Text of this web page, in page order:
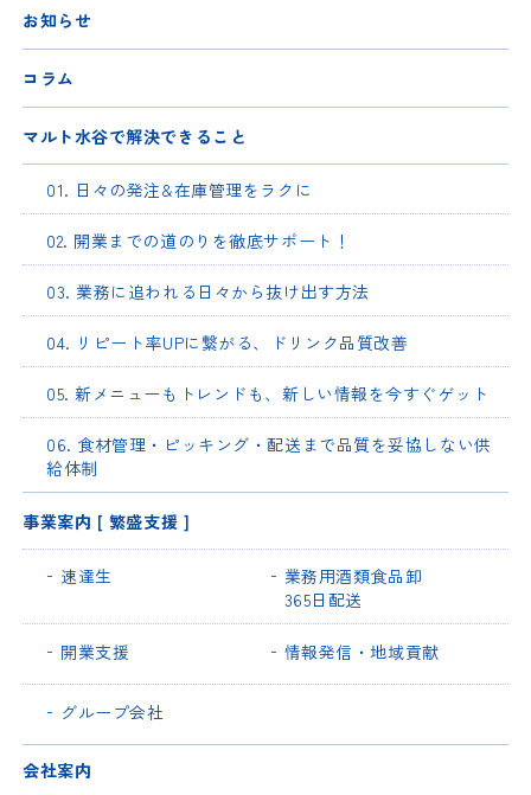
お知らせ
コラム
マルト水谷で解決できること
01. 日々の発注&在庫管理をラクに
02. 開業までの道のりを徹底サポート！
03. 業務に追われる日々から抜け出す方法
04. リピート率UPに繋がる、ドリンク品質改善
05. 新メニューもトレンドも、新しい情報を今すぐゲット
06. 食材管理・ピッキング・配送まで品質を妥協しない供
給体制
事業案内 [ 繁盛支援 ]
速達生
業務用酒類食品卸
365日配送
開業支援 情報発信・地域貢献
グループ会社
会社案内